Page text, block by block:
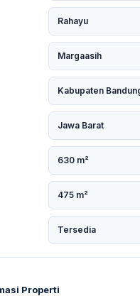
Rahayu
Margaasih
Kabupaten
Jawa Barat
630 m²
475 m²
Tersedia
Properti